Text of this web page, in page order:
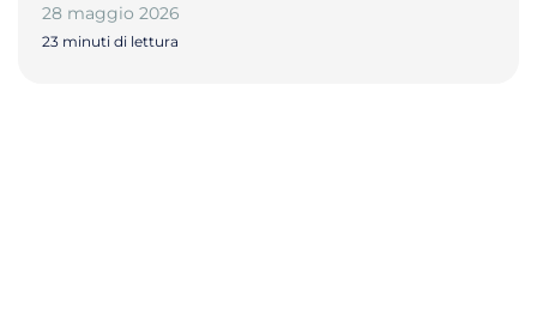
28 maggio 2026
23 minuti di lettura